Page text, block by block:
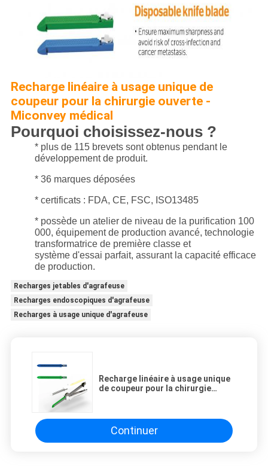
Recharge linéaire à usage unique de
coupeur pour la chirurgie ouverte -
Miconvey médical
Pourquoi choisissez-nous ?
* plus de 115 brevets sont obtenus pendant le
développement de produit.
* 36 marques déposées
* certificats : FDA, CE, FSC, ISO13485
* possède un atelier de niveau de la purification 100
000, équipement de production avancé, technologie
transformatrice de première classe et
système d'essai parfait, assurant la capacité efficace
de production.
Recharges jetables d'agrafeuse
Recharges endoscopiques d'agrafeuse
Recharges à usage unique d'agrafeuse
Recharge linéaire à usage unique
de coupeur pour la chirurgie
Continuer